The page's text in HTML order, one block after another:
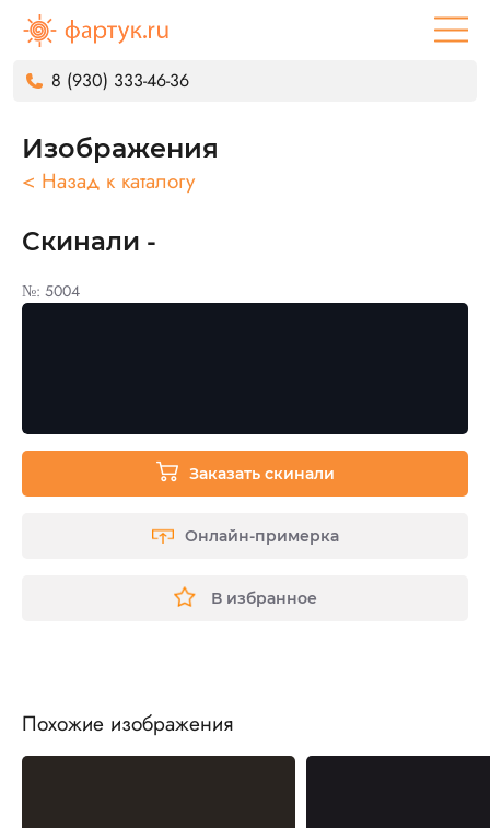
8 (930) 333-46-36
Изображения
< Назад к каталогу
Скинали -
№: 5004
Заказать скинали
Онлайн-примерка
В избранное
Похожие изображения